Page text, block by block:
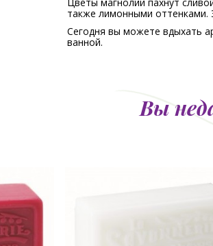
также лимонными оттенками.
Сегодня вы можете вдыхать
ванной.
Вы